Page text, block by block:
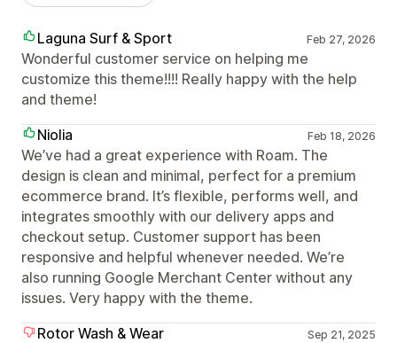
Laguna Surf & Sport Feb 27, 2026
Wonderful customer service on helping me
customize this theme!!!! Really happy with the help
and theme!
Niolia
Feb 18, 2026
We’ve had a great experience with Roam. The
design is clean and minimal, perfect for a premium
ecommerce brand. It’s flexible, performs well, and
integrates smoothly with our delivery apps and
checkout setup. Customer support has been
responsive and helpful whenever needed. We’re
also running Google Merchant Center without any
issues. Very happy with the theme.
Rotor Wash & Wear
Sep 21, 2025